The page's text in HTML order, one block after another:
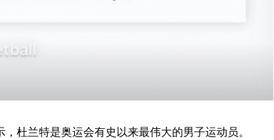
，杜兰特是奥运会有史以来最伟大的男子运动员。